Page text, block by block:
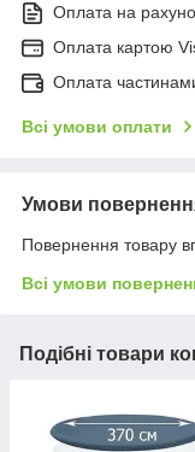
Оплата на
Оплата картою
Оплата
Всі умови оплати
Умови
Повернення товару
Всі умови
Подібні товари